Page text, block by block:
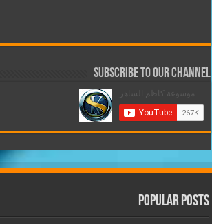
Subscribe to our Channel
Popular Posts